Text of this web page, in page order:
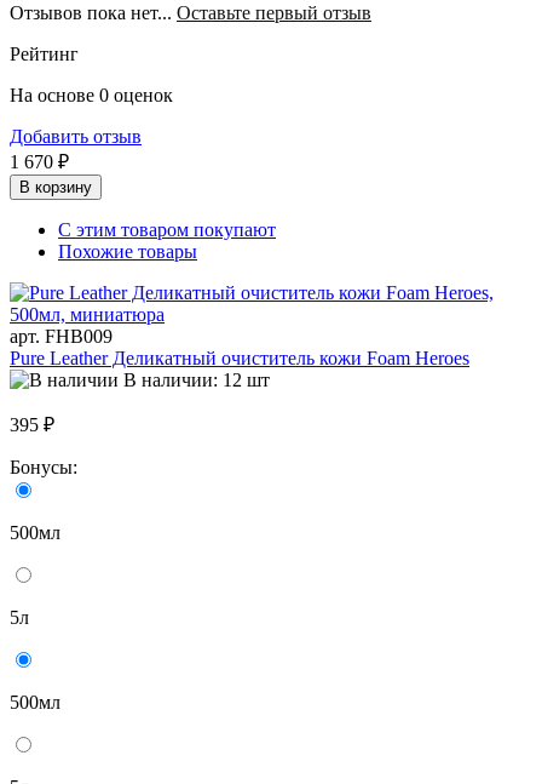
Отзывов пока нет... Оставьте первый отзыв
Рейтинг
На основе 0 оценок
Добавить отзыв
1 670 ₽
В корзину
С этим товаром покупают
Похожие товары
арт. FHB009
Pure Leather Деликатный очиститель кожи Foam Heroes
В наличии: 12 шт
395 ₽
Бонусы:
500мл
5л
500мл